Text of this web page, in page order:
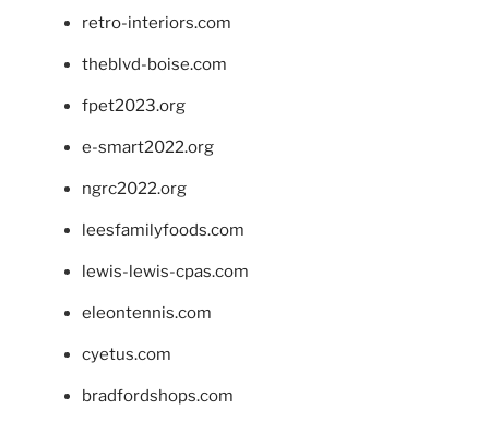
retro-interiors.com
theblvd-boise.com
fpet2023.org
e-smart2022.org
ngrc2022.org
leesfamilyfoods.com
lewis-lewis-cpas.com
eleontennis.com
cyetus.com
bradfordshops.com